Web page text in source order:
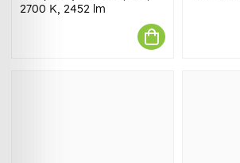
2700 K, 2452 lm